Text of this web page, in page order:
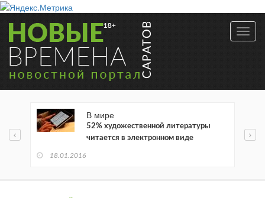
В мире
52% художественной литературы
читается в электронном виде
18.01.2016